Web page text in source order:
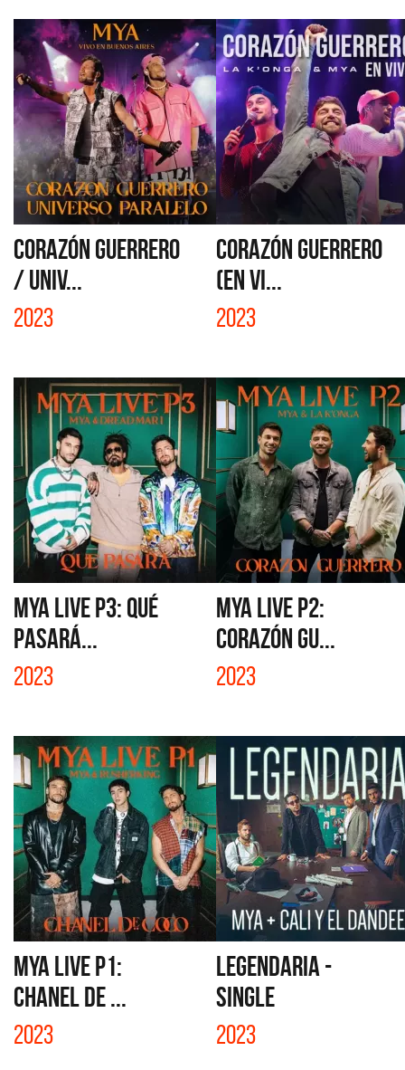
CORAZÓN GUERRERO
/ UNIV...
2023
CORAZÓN GUERRERO
(EN VI...
2023
MYA LIVE P3: QUÉ
PASARÁ...
2023
MYA LIVE P2:
CORAZÓN GU...
2023
MYA LIVE P1:
CHANEL DE ...
2023
LEGENDARIA -
SINGLE
2023